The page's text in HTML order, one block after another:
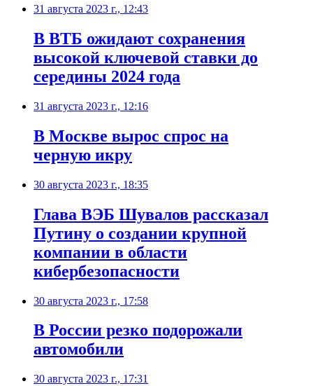
31 августа 2023 г., 12:43
В ВТБ ожидают сохранения
высокой ключевой ставки до
середины 2024 года
31 августа 2023 г., 12:16
В Москве вырос спрос на
черную икру
30 августа 2023 г., 18:35
Глава ВЭБ Шувалов рассказал
Путину о создании крупной
компании в области
кибербезопасности
30 августа 2023 г., 17:58
В России резко подорожали
автомобили
30 августа 2023 г., 17:31